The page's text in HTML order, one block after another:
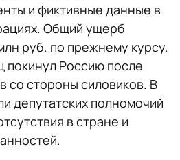
и фиктивные данные в
Общий ущерб
руб. по прежнему курсу.
покинул Россию после
со стороны силовиков. В
депутатских полномочий
в стране и